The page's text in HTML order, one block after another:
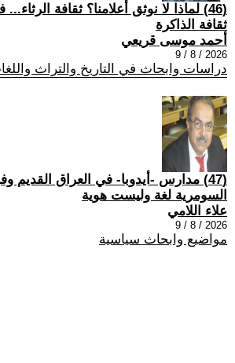
(46) لماذا لا نوثق أعلامنا؟ ثقافة
ثقافة الذاكرة
أحمد موسى قريعي
2026 / 8 / 9
دراسات وابحاث في التاريخ والتراث
(47) مدارس -أيدوبا- في العراق القديم
السومرية لغة وليست هوية
علاء اللامي
2026 / 8 / 9
مواضيع وابحاث سياسية